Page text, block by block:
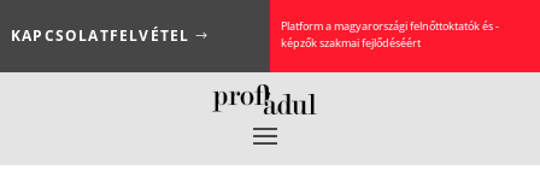
KAPCSOLATFELVÉTEL
Platform a magyarországi felnőttoktatók és -
képzők szakmai fejlődéséért